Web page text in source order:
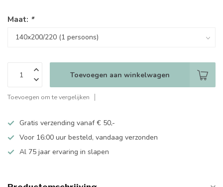
Maat: *
Toevoegen aan winkelwagen
Toevoegen om te vergelijken
Gratis verzending vanaf € 50,-
Voor 16:00 uur besteld, vandaag verzonden
Al 75 jaar ervaring in slapen